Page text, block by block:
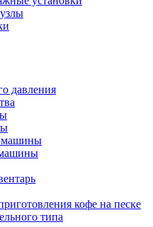
давления
машины
кофе на песке
типа